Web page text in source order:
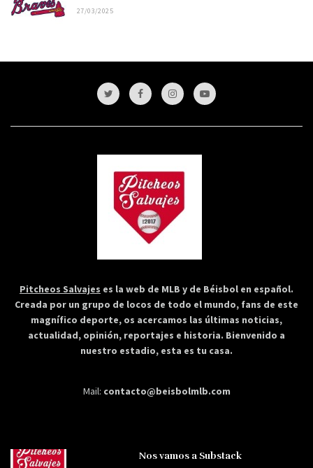
27/03/2025
Pitcheos Salvajes es la web de MLB y de Béisbol en español.
Creada por un grupo de locos de todo el mundo, fans de este
magnífico deporte, os acercamos las últimas noticias,
actualidad, opinión, reportajes e historia. Bienvenido a
nuestro estadio, esta es tu casa.
Mail: contacto@beisbolmlb.com
Nos vamos a Substack